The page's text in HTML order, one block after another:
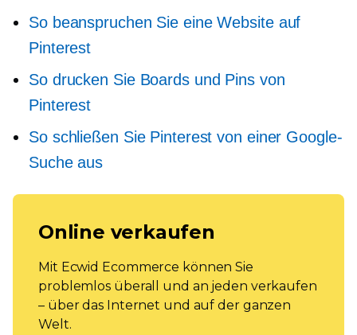
So beanspruchen Sie eine Website auf
Pinterest
So drucken Sie Boards und Pins von
Pinterest
So schließen Sie Pinterest von einer Google-
Suche aus
Online verkaufen
Mit Ecwid Ecommerce können Sie
problemlos überall und an jeden verkaufen
– über das Internet und auf der ganzen
Welt.